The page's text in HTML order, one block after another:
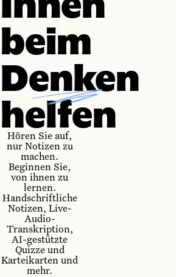
beim
Denken
helfen
Hören Sie auf,
nur Notizen zu
machen.
Beginnen Sie,
von ihnen zu
lernen.
Handschriftliche
Notizen, Live-
Audio-
Transkription,
AI-gestützte
Quizze und
Karteikarten und
mehr.